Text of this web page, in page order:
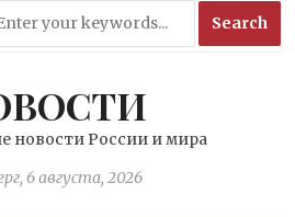
новости России и мира
6 августа, 2026